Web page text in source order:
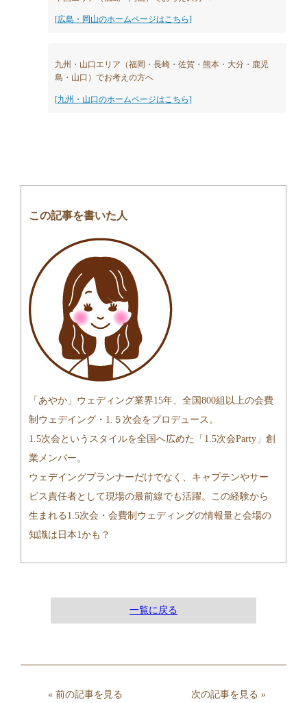
[広島・岡山のホームページはこちら]
九州・山口エリア（福岡・長崎・佐賀・熊本・大分・鹿児
島・山口）でお考えの方へ
[九州・山口のホームページはこちら]
この記事を書いた人
「あやか」ウェディング業界15年、全国800組以上の会費
制ウェデイング・1.５次会をプロデュース。
1.5次会というスタイルを全国へ広めた「1.5次会Party」創
業メンバー。
ウェデイングプランナーだけでなく、キャプテンやサー
ビス責任者として現場の最前線でも活躍。この経験から
生まれる1.5次会・会費制ウェディングの情報量と会場の
知識は日本1かも？
一覧に戻る
« 前の記事を見る 次の記事を見る »